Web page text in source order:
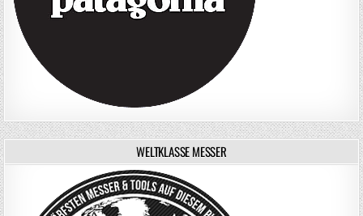
WELTKLASSE MESSER